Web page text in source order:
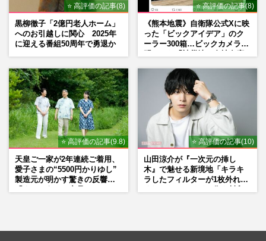
⭐ 高評価の記事(8)
黒柳徹子「2億円老人ホーム」
へのお引越しに関心 2025年
に迎える番組50周年で勇退か
⭐ 高評価の記事(8)
《熊本地震》自衛隊公式Xに映
った「ビックアイデア」のク
ーラー300箱…ビックカメラが
⭐ 高評価の記事(9.8)
天皇ご一家が2年連続ご着用、
愛子さまの“5500円かりゆし”
製造元が明かす驚きの反響
⭐ 高評価の記事(10)
山田涼介が『一次元の挿し
木』で魅せる新境地「キラキ
ラしたフィルターが1枚外れて